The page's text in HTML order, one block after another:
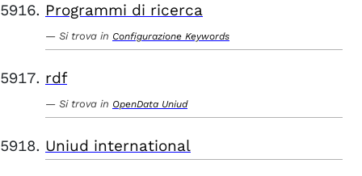
Programmi di ricerca
Si trova in Configurazione Keywords
rdf
Si trova in OpenData Uniud
Uniud international